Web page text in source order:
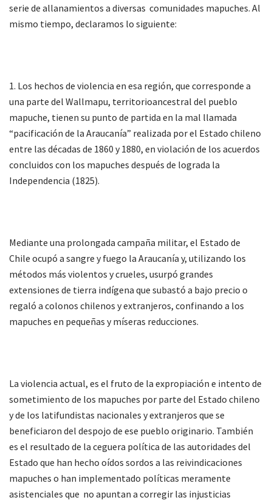
serie de allanamientos a diversas comunidades mapuches. Al
mismo tiempo, declaramos lo siguiente:
1. Los hechos de violencia en esa región, que corresponde a
una parte del Wallmapu, territorioancestral del pueblo
mapuche, tienen su punto de partida en la mal llamada
“pacificación de la Araucanía” realizada por el Estado chileno
entre las décadas de 1860 y 1880, en violación de los acuerdos
concluidos con los mapuches después de lograda la
Independencia (1825).
Mediante una prolongada campaña militar, el Estado de
Chile ocupó a sangre y fuego la Araucanía y, utilizando los
métodos más violentos y crueles, usurpó grandes
extensiones de tierra indígena que subastó a bajo precio o
regaló a colonos chilenos y extranjeros, confinando a los
mapuches en pequeñas y míseras reducciones.
La violencia actual, es el fruto de la expropiación e intento de
sometimiento de los mapuches por parte del Estado chileno
y de los latifundistas nacionales y extranjeros que se
beneficiaron del despojo de ese pueblo originario. También
es el resultado de la ceguera política de las autoridades del
Estado que han hecho oídos sordos a las reivindicaciones
mapuches o han implementado políticas meramente
asistenciales que no apuntan a corregir las injusticias